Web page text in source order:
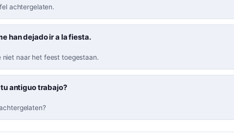
achtergelaten.
han dejado ir a la fiesta.
niet naar het feest toegestaan.
antiguo trabajo?